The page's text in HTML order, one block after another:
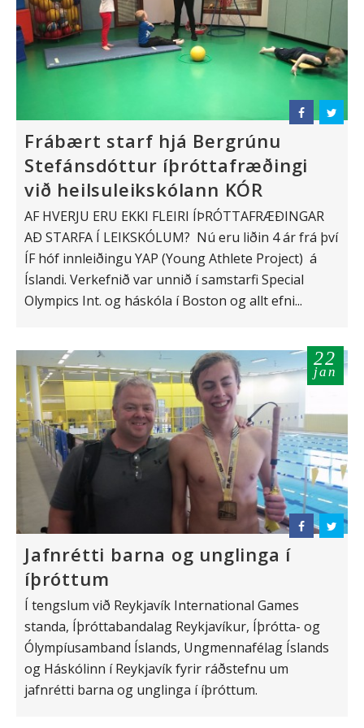
Frábært starf hjá Bergrúnu
Stefánsdóttur íþróttafræðingi
við heilsuleikskólann KÓR
AF HVERJU ERU EKKI FLEIRI ÍÞRÓTTAFRÆÐINGAR
AÐ STARFA Í LEIKSKÓLUM? Nú eru liðin 4 ár frá því
ÍF hóf innleiðingu YAP (Young Athlete Project) á
Íslandi. Verkefnið var unnið í samstarfi Special
Olympics Int. og háskóla í Boston og allt efni...
22
jan
Jafnrétti barna og unglinga í
íþróttum
Í tengslum við Reykjavík International Games
standa, Íþróttabandalag Reykjavíkur, Íþrótta- og
Ólympíusamband Íslands, Ungmennafélag Íslands
og Háskólinn í Reykjavík fyrir ráðstefnu um
jafnrétti barna og unglinga í íþróttum.